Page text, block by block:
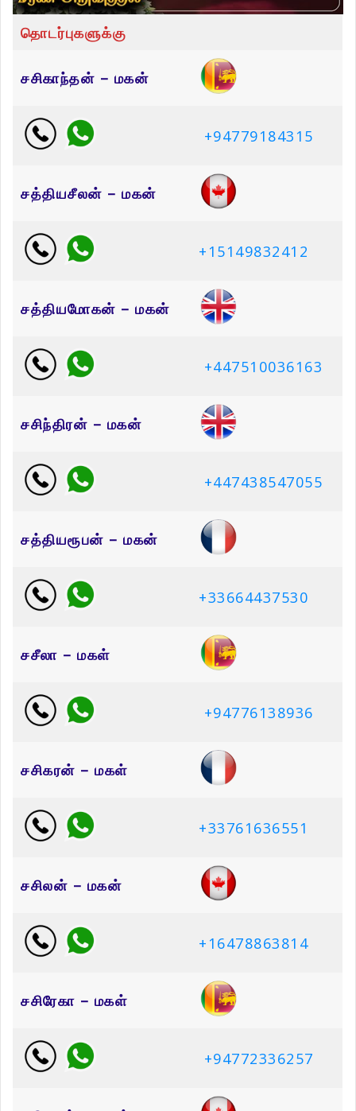
தொடர்புகளுக்கு
சசிகாந்தன் – மகன்
+94779184315
சத்தியசீலன் – மகன்
+15149832412
சத்தியமோகன் – மகன்
+447510036163
சசிந்திரன் – மகன்
+447438547055
சத்தியரூபன் – மகன்
+33664437530
சசீலா – மகள்
+94776138936
சசிகரன் – மகள்
+33761636551
சசிலன் – மகன்
+16478863814
சசிரேகா – மகள்
+94772336257